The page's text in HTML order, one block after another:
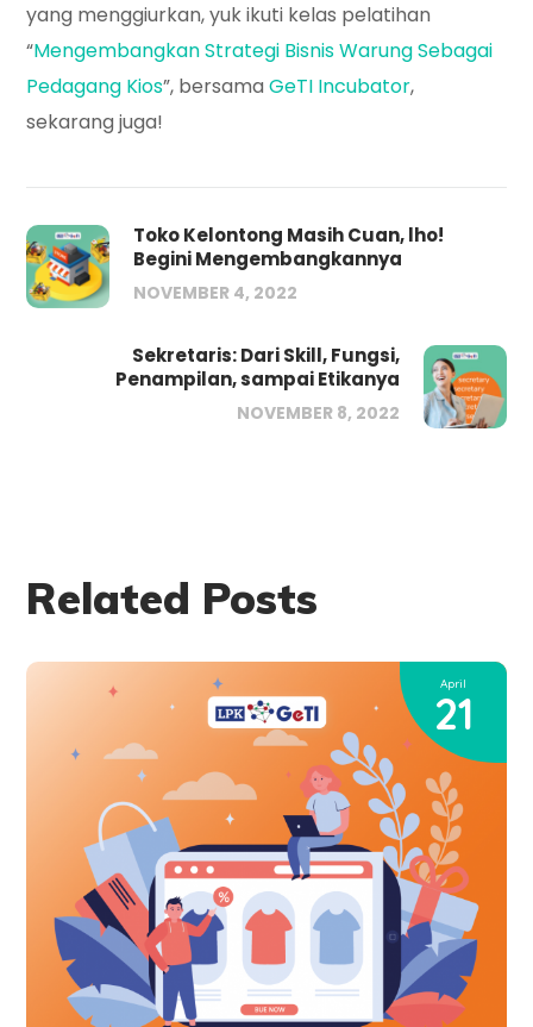
yang menggiurkan, yuk ikuti kelas pelatihan
“Mengembangkan Strategi Bisnis Warung Sebagai
Pedagang Kios”, bersamaGeTI Incubator,
sekarang juga!
Toko Kelontong Masih Cuan, lho!
Begini Mengembangkannya
NOVEMBER 4, 2022
Sekretaris: Dari Skill, Fungsi,
Penampilan, sampai Etikanya
NOVEMBER 8, 2022
Related Posts
April
21